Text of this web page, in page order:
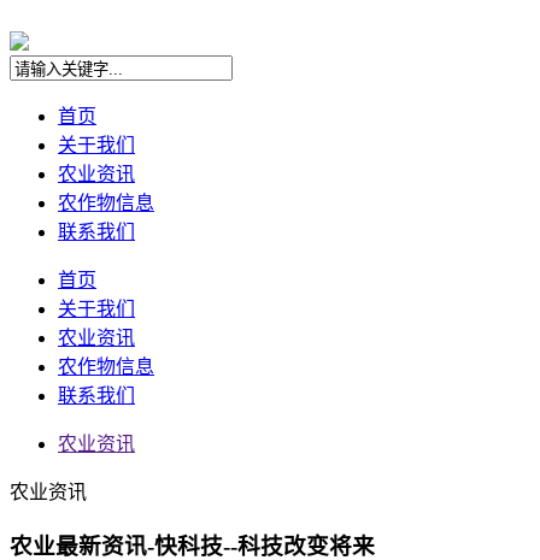
首页
关于我们
农业资讯
农作物信息
联系我们
首页
关于我们
农业资讯
农作物信息
联系我们
农业资讯
农业资讯
农业最新资讯-快科技--科技改变将来